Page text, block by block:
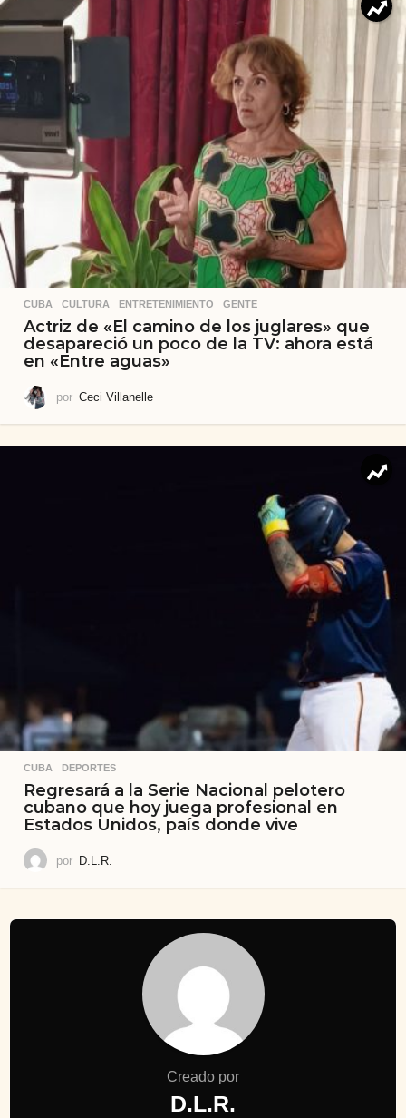
CUBA ,CULTURA ,ENTRETENIMIENTO ,GENTE
Actriz de «El camino de los juglares» que
desapareció un poco de la TV: ahora está
en «Entre aguas»
por Ceci Villanelle
CUBA ,DEPORTES
Regresará a la Serie Nacional pelotero
cubano que hoy juega profesional en
Estados Unidos, país donde vive
por D.L.R.
Creado por
D.L.R.